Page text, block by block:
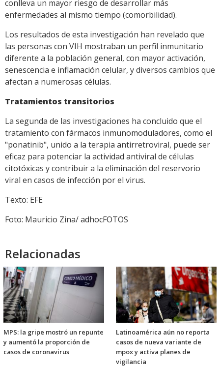
conlleva un mayor riesgo de desarrollar más
enfermedades al mismo tiempo (comorbilidad).
Los resultados de esta investigación han revelado que
las personas con VIH mostraban un perfil inmunitario
diferente a la población general, con mayor activación,
senescencia e inflamación celular, y diversos cambios que
afectan a numerosas células.
Tratamientos transitorios
La segunda de las investigaciones ha concluido que el
tratamiento con fármacos inmunomoduladores, como el
"ponatinib", unido a la terapia antirretroviral, puede ser
eficaz para potenciar la actividad antiviral de células
citotóxicas y contribuir a la eliminación del reservorio
viral en casos de infección por el virus.
Texto: EFE
Foto: Mauricio Zina/ adhocFOTOS
Relacionadas
MPS: la gripe mostró un repunte
y aumentó la proporción de
casos de coronavirus
Latinoamérica aún no reporta
casos de nueva variante de
mpox y activa planes de
vigilancia